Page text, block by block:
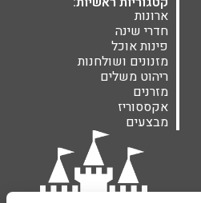
ארונות
חדרי שינה
פינות אוכל
מזנונים ושולחנות
ריהוט משלים
מזרנים
אקססוריז
מבצעים